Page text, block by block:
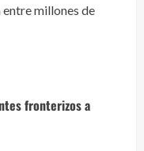
millones de
fronterizos a